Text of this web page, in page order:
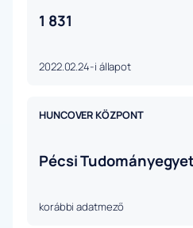
1 831
2022.02.24-i állapot
HUNCOVER KÖZPONT
Pécsi
korábbi adatmező